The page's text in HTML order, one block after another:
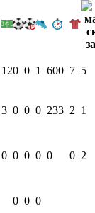
120 0 1 600 7 5
3 0 0 0 233 2 1
0 0 0 0 0 0 2
0 0 0